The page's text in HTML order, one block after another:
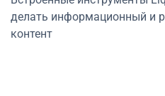
делать информационный и
контент